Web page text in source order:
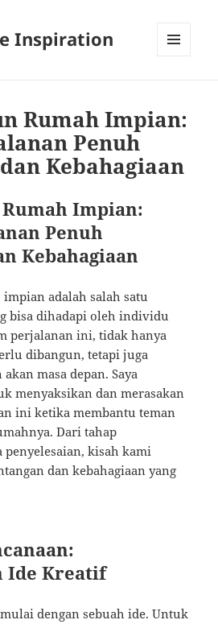
Inspiration
Rumah Impian:
Penuh
Kebahagiaan
Impian:
Penuh
Kebahagiaan
adalah salah satu
bisa dihadapi oleh individu
perjalanan ini, tidak hanya
dibangun, tetapi juga
masa depan. Saya
menyaksikan dan merasakan
ini ketika membantu teman
Dari tahap
penyelesaian, kisah kami
dan kebahagiaan yang
Ide Kreatif
dengan sebuah ide. Untuk